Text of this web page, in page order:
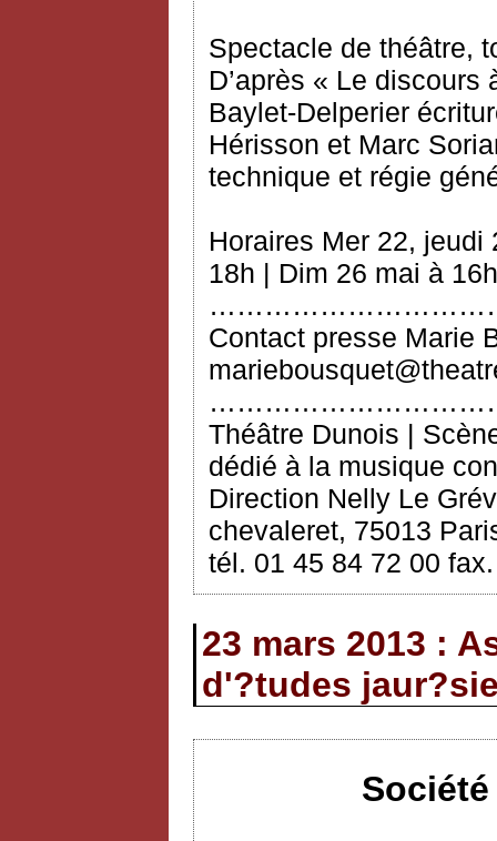
Spectacle de théâtre,
D’après « Le
Baylet‐Delperier
Hérisson et Marc
technique et régie
Horaires Mer 22,
18h | Dim 26 mai à 16h
Contact presse Marie
Théâtre Dunois |
dédié à la musique
Direction Nelly Le
chevaleret, 75013
tél. 01 45 84 72 00
23 mars 2013 :
d'?tudes